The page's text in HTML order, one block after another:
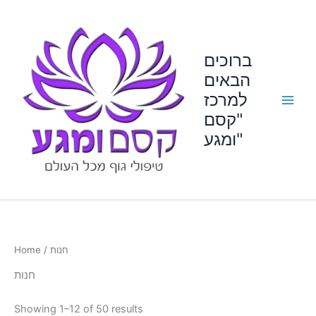
ברוכים
הבאים
למרכז
"קסם
ומגע"
Home / חנות
חנות
Showing 1–12 of 50 results